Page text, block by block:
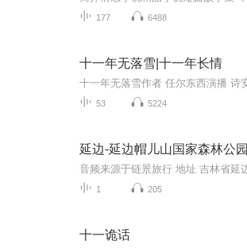
177 6488
十一年无落雪|十一年长情
53 5224
延边-延边帽儿山国家森林公园
1 205
十一诡话